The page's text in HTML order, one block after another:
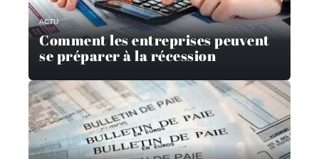
ACTU
Comment les entreprises peuvent
se préparer à la récession